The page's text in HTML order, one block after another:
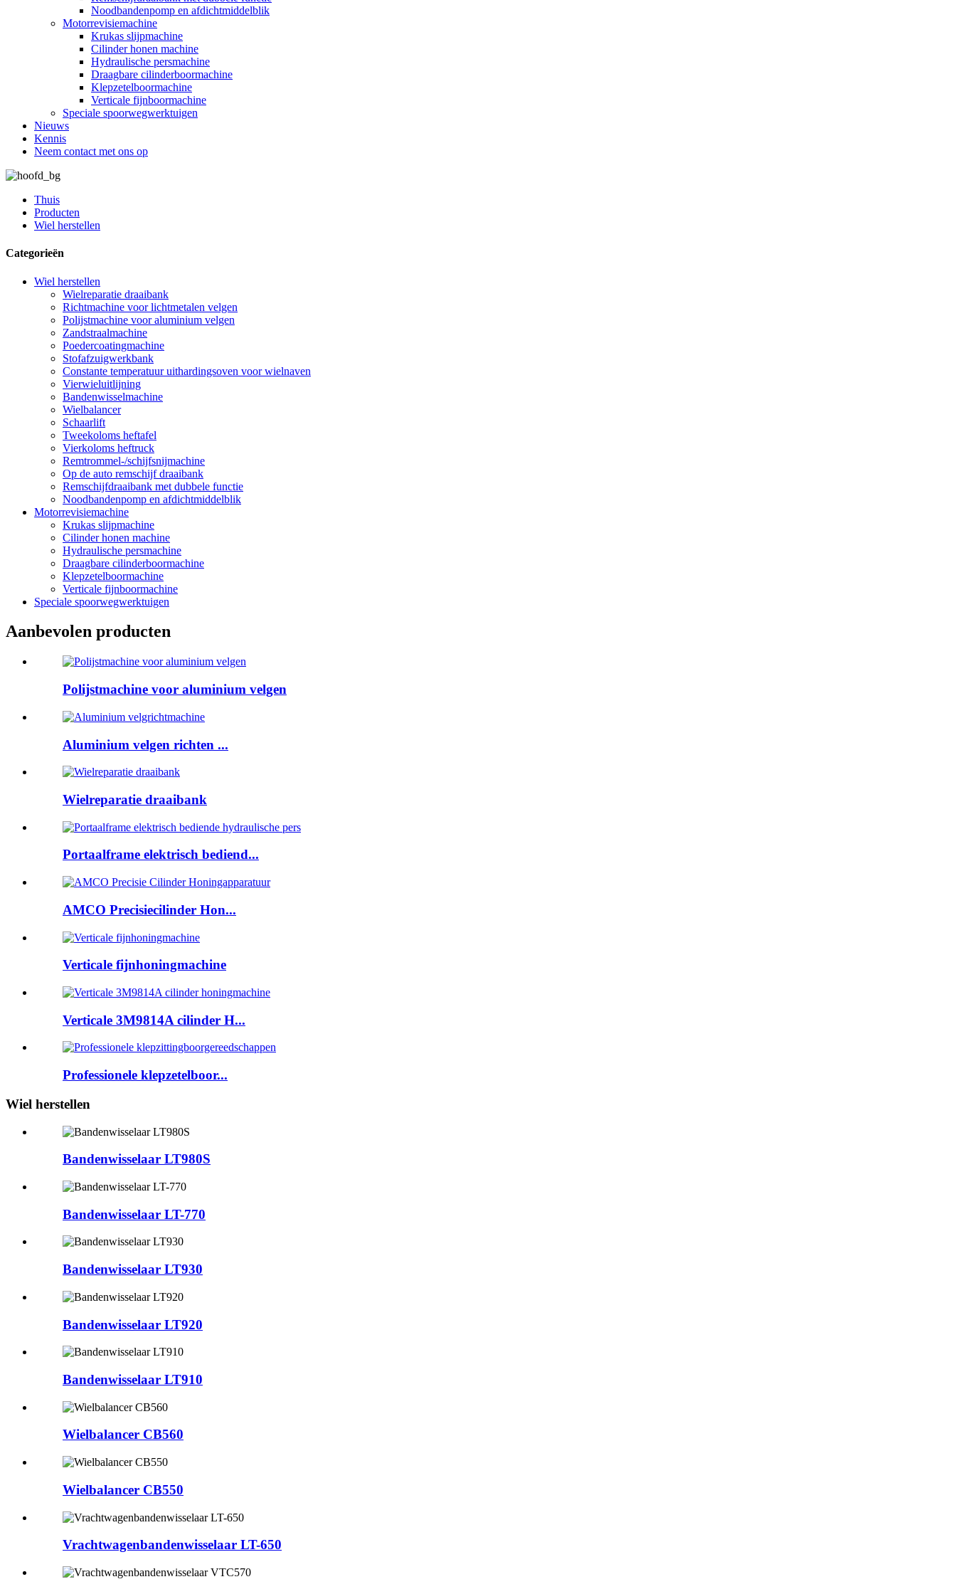
Noodbandenpomp en afdichtmiddelblik
Motorrevisiemachine
Krukas slijpmachine
Cilinder honen machine
Hydraulische persmachine
Draagbare cilinderboormachine
Klepzetelboormachine
Verticale fijnboormachine
Speciale spoorwegwerktuigen
Nieuws
Kennis
Neem contact met ons op
Thuis
Producten
Wiel herstellen
Categorieën
Wiel herstellen
Wielreparatie draaibank
Richtmachine voor lichtmetalen velgen
Polijstmachine voor aluminium velgen
Zandstraalmachine
Poedercoatingmachine
Stofafzuigwerkbank
Constante temperatuur uithardingsoven voor wielnaven
Vierwieluitlijning
Bandenwisselmachine
Wielbalancer
Schaarlift
Tweekoloms heftafel
Vierkoloms heftruck
Remtrommel-/schijfsnijmachine
Op de auto remschijf draaibank
Remschijfdraaibank met dubbele functie
Noodbandenpomp en afdichtmiddelblik
Motorrevisiemachine
Krukas slijpmachine
Cilinder honen machine
Hydraulische persmachine
Draagbare cilinderboormachine
Klepzetelboormachine
Verticale fijnboormachine
Speciale spoorwegwerktuigen
Aanbevolen producten
Polijstmachine voor aluminium velgen
Aluminium velgen richten ...
Wielreparatie draaibank
Portaalframe elektrisch bediend...
AMCO Precisiecilinder Hon...
Verticale fijnhoningmachine
Verticale 3M9814A cilinder H...
Professionele klepzetelboor...
Wiel herstellen
Bandenwisselaar LT980S
Bandenwisselaar LT-770
Bandenwisselaar LT930
Bandenwisselaar LT920
Bandenwisselaar LT910
Wielbalancer CB560
Wielbalancer CB550
Vrachtwagenbandenwisselaar LT-650